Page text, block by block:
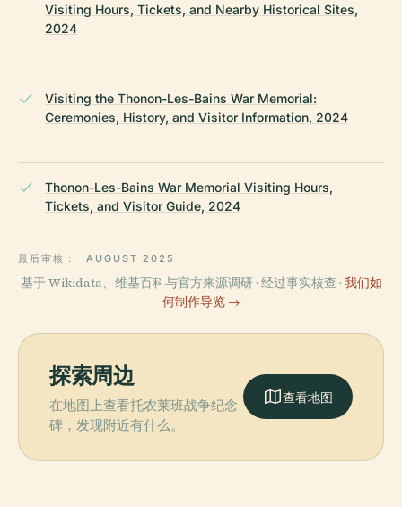
Visiting Hours, Tickets, and Nearby Historical Sites,
2024
Visiting the Thonon-Les-Bains War Memorial:
Ceremonies, History, and Visitor Information, 2024
Thonon-Les-Bains War Memorial Visiting Hours,
Tickets, and Visitor Guide, 2024
最后审核： AUGUST 2025
基于 Wikidata、维基百科与官方来源调研 · 经过事实核查 · 我们如
何制作导览 →
探索周边
在地图上查看托农莱班战争纪念
碑，发现附近有什么。
查看地图